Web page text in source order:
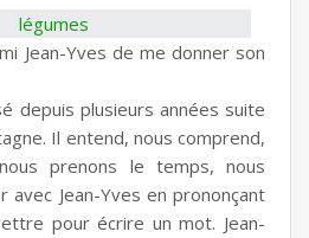
Jean-Yves de me donner son
depuis plusieurs années suite
Il entend, nous comprend,
prenons le temps, nous
avec Jean-Yves en prononçant
pour écrire un mot. Jean-